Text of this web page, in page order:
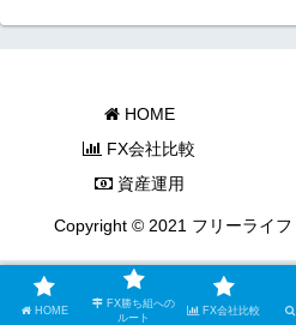
HOME
FX会社比較
資産運用
Copyright © 2021 フリーライ
HOME
FX勝ち組への
ルート
FX会社比較